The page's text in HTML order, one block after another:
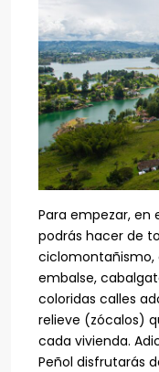
Para empezar,
podrás hacer de
ciclomontañismo,
embalse,
coloridas calles
relieve (zócalos)
cada vivienda.
Peñol disfrutarás